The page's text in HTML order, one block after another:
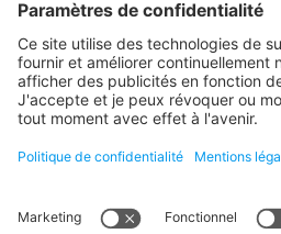
EN SAVOIR PLUS
CONTACT